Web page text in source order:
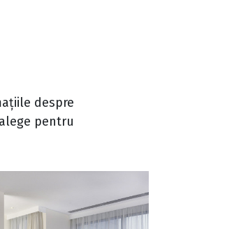
despre
pentru